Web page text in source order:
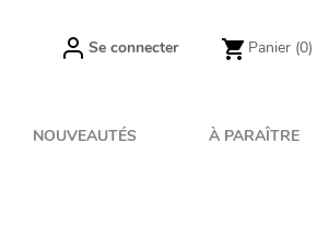
Se connecter Panier (0)
NOUVEAUTÉS À PARAÎTRE